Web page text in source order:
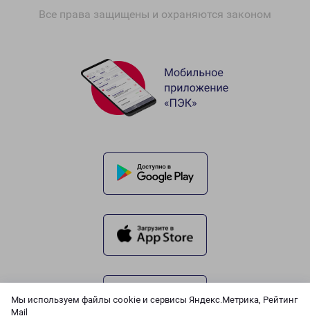
Мы используем файлы cookie и сервисы Яндекс.Метрика, Рейтинг
Mail
Все права защищены и охраняются законом